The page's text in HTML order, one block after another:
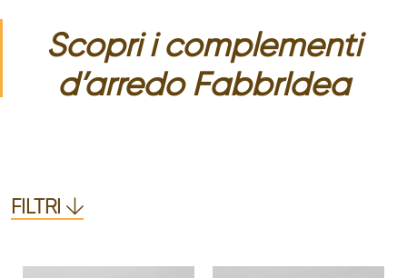
Scopri i complementi
d’arredo FabbrIdea
FILTRI